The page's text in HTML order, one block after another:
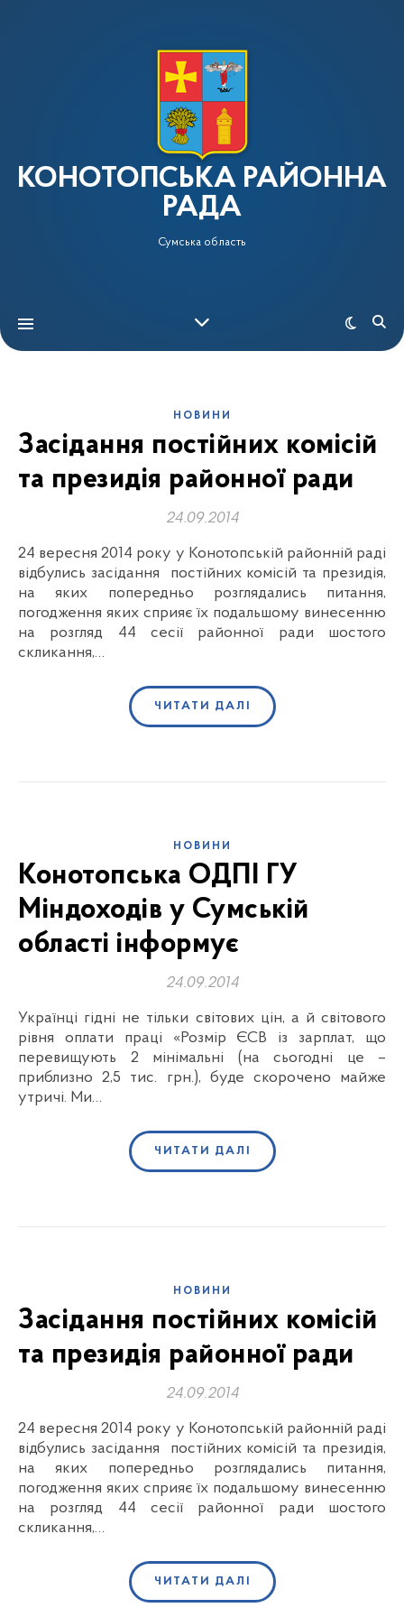
КОНОТОПСЬКА РАЙОННА
РАДА
Сумська область
НОВИНИ
Засідання постійних комісій
та президія районної ради
24.09.2014
24 вересня 2014 року у Конотопській районній раді
відбулись засідання постійних комісій та президія,
на яких попередньо розглядались питання,
погодження яких сприяє їх подальшому винесенню
на розгляд 44 сесії районної ради шостого
скликання,…
ЧИТАТИ ДАЛІ
НОВИНИ
Конотопська ОДПІ ГУ
Міндоходів у Сумській
області інформує
24.09.2014
Українці гідні не тільки світових цін, а й світового
рівня оплати праці «Розмір ЄСВ із зарплат, що
перевищують 2 мінімальні (на сьогодні це –
приблизно 2,5 тис. грн.), буде скорочено майже
утричі. Ми…
ЧИТАТИ ДАЛІ
НОВИНИ
Засідання постійних комісій
та президія районної ради
24.09.2014
24 вересня 2014 року у Конотопській районній раді
відбулись засідання постійних комісій та президія,
на яких попередньо розглядались питання,
погодження яких сприяє їх подальшому винесенню
на розгляд 44 сесії районної ради шостого
скликання,…
ЧИТАТИ ДАЛІ